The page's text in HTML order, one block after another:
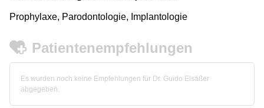
Prophylaxe, Parodontologie, Implantologie
Patientenempfehlungen
Es wurden noch keine Empfehlungen für Dr. Guido Elsäßer
abgegeben.